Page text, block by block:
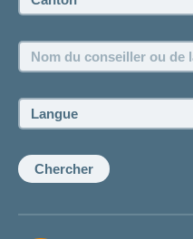
Postes vacants
Nom
du
ou
de
conseillère:
Langue:
Chercher